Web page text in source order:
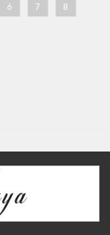
6 7 8